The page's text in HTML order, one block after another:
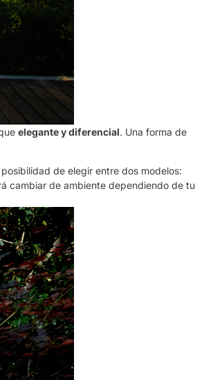
elegante y diferencial. Una forma de
de elegir entre dos modelos:
cambiar de ambiente dependiendo de tu